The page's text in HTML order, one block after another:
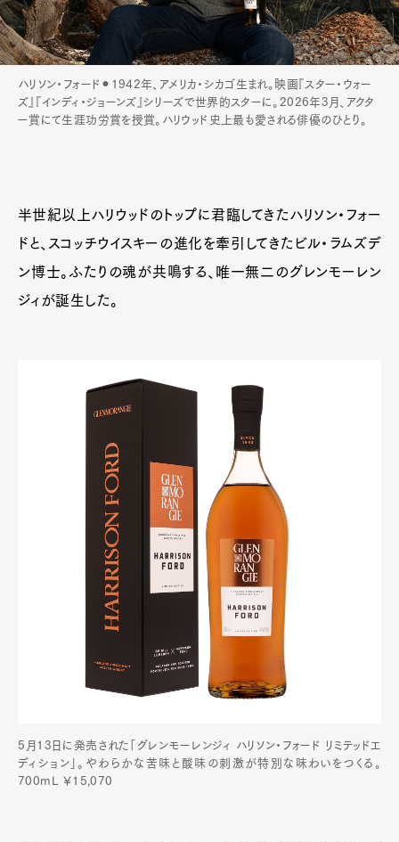
Official Columnist
About
Contact
Pen Meet
ハリソン・フォード⚫︎1942年、アメリカ・シカゴ生まれ。映画『スター・ウォー
ズ』『インディ・ジョーンズ』シリーズで世界的スターに。2026年3月、アクタ
ー賞にて生涯功労賞を授賞。ハリウッド史上最も愛される俳優のひとり。
半世紀以上ハリウッドのトップに君臨してきたハリソン・フォー
ドと、スコッチウイスキーの進化を牽引してきたビル・ラムズデ
ン博士。ふたりの魂が共鳴する、唯一無二のグレンモーレン
ジィが誕生した。
5月13日に発売された「グレンモーレンジィ ハリソン・フォード リミテッドエ
ディション」。やわらかな苦味と酸味の刺激が特別な味わいをつくる。
700mL ￥15,070